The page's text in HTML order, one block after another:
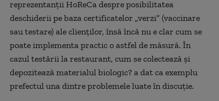
reprezentanții HoReCa despre posibilitatea
deschiderii pe baza certificatelor „verzi” (vaccinare
sau testare) ale clienților, însă încă nu e clar cum se
poate implementa practic o astfel de măsură. În
cazul testării la restaurant, cum se colectează și
depozitează materialul biologic? a dat ca exemplu
prefectul una dintre problemele luate în discuție.